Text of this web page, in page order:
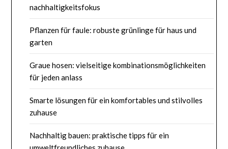
nachhaltigkeitsfokus
Pflanzen für faule: robuste grünlinge für haus und
garten
Graue hosen: vielseitige kombinationsmöglichkeiten
für jeden anlass
Smarte lösungen für ein komfortables und stilvolles
zuhause
Nachhaltig bauen: praktische tipps für ein